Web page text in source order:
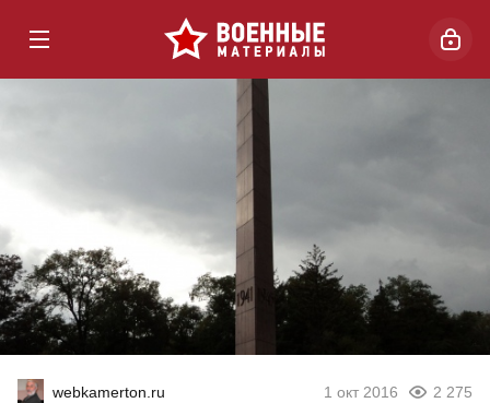
webkamerton.ru 1 окт 2016 2 275